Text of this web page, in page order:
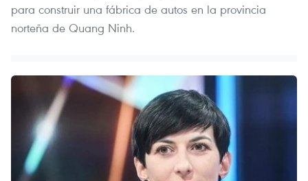
para construir una fábrica de autos en la provincia
norteña de Quang Ninh.